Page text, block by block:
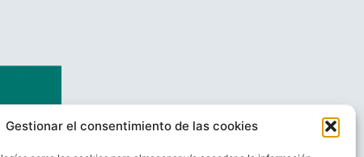
Gestionar el consentimiento de las cookies